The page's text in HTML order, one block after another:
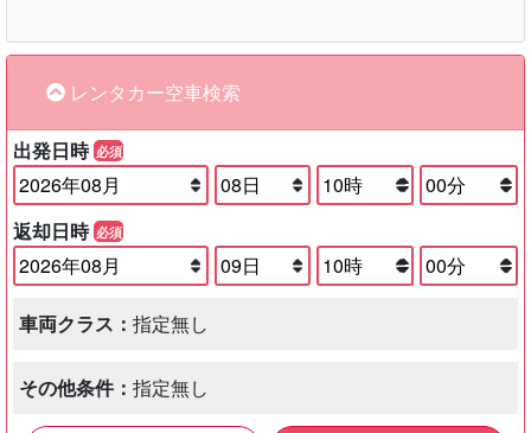
レンタカー空車検索
出発日時 必須
返却日時 必須
車両クラス： 指定無し
その他条件： 指定無し